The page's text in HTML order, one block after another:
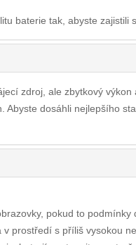
baterie tak, abyste zajistili
zdroj, ale zbytkový
Abyste dosáhli nejlepšího
pokud to podmínky
prostředí s příliš vysokou